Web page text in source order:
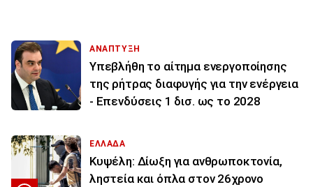
ΑΝΑΠΤΥΞΗ
Υπεβλήθη το αίτημα ενεργοποίησης
της ρήτρας διαφυγής για την ενέργεια
- Επενδύσεις 1 δισ. ως το 2028
ΕΛΛΑΔΑ
Κυψέλη: Δίωξη για ανθρωποκτονία,
ληστεία και όπλα στον 26χρονο